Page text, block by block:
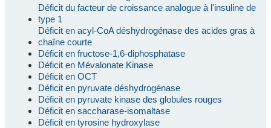
Déficit du facteur de croissance analogue à l'insuline de
type 1
Déficit en acyl-CoA déshydrogénase des acides gras à
chaîne courte
Déficit en fructose-1,6-diphosphatase
Déficit en Mévalonate Kinase
Déficit en OCT
Déficit en pyruvate déshydrogénase
Déficit en pyruvate kinase des globules rouges
Déficit en saccharase-isomaltase
Déficit en tyrosine hydroxylase